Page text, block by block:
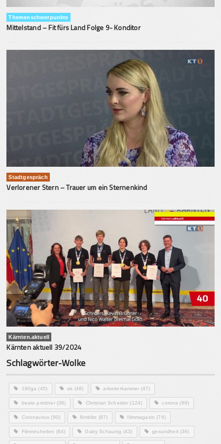
Themenschwerpunkte
Mittelstand – Fit fürs Land Folge 9- Konditor
Stadtgespräch
Verlorener Stern – Trauer um ein Sternenkind
Kärnten.aktuell
Kärnten aktuell 39/2024
Schlagwörter-Wolke
180ga (45) ak (48) arbeiterkammer (47)
beate prettner(38) Christian Scheider (124) corona (69)
Coronavirus (90) filmblitz (87) filmmagazin (76)
Filmneuheiten (64) Gaby Schaunig (43) gesundheit(36)